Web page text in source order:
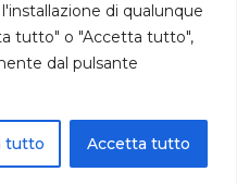
di qualunque
tutto" o "Accetta tutto",
dal pulsante
tutto Accetta tutto
dei Mestieri d'Arte